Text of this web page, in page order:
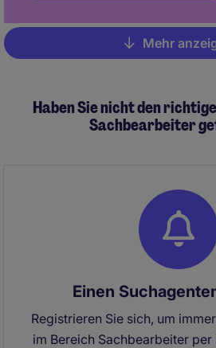
Pagination
Mehr
Haben Sie nicht den
Sachbearbeiter
Einen
Registrieren Sie sich, um
im Bereich Sachbearbeiter